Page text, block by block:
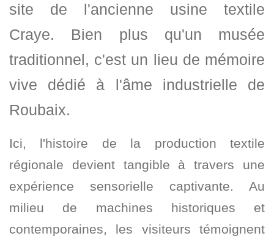
site de l'ancienne usine textile
Craye. Bien plus qu'un musée
traditionnel, c'est un lieu de mémoire
vive dédié à l'âme industrielle de
Roubaix.
Ici, l'histoire de la production textile
régionale devient tangible à travers une
expérience sensorielle captivante. Au
milieu de machines historiques et
contemporaines, les visiteurs témoignent